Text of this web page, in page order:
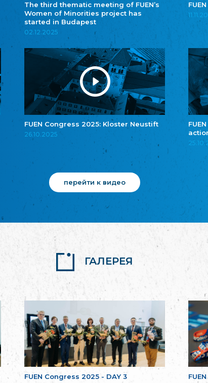
The third thematic meeting of FUEN’s
Women of Minorities project has
started in Budapest
02.12.2025
FUEN Congress 2025: Kloster Neustift
26.10.2025
перейти к видео
ГАЛЕРЕЯ
FUEN Congress 2025 - DAY 3